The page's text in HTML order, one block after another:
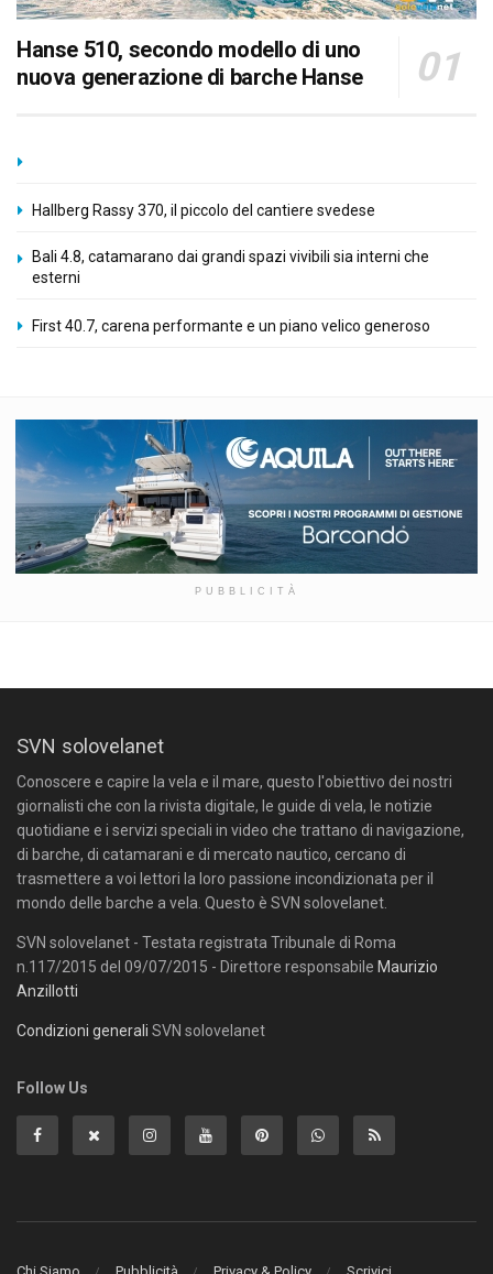
Hanse 510, secondo modello di uno
nuova generazione di barche Hanse
Hallberg Rassy 370, il piccolo del cantiere svedese
Bali 4.8, catamarano dai grandi spazi vivibili sia interni che
esterni
First 40.7, carena performante e un piano velico generoso
PUBBLICITÀ
SVN solovelanet
Conoscere e capire la vela e il mare, questo l'obiettivo dei nostri
giornalisti che con la rivista digitale, le guide di vela, le notizie
quotidiane e i servizi speciali in video che trattano di navigazione,
di barche, di catamarani e di mercato nautico, cercano di
trasmettere a voi lettori la loro passione incondizionata per il
mondo delle barche a vela. Questo è SVN solovelanet.
SVN solovelanet - Testata registrata Tribunale di Roma
n.117/2015 del 09/07/2015 - Direttore responsabile Maurizio
Anzillotti
Condizioni generali SVN solovelanet
Follow Us